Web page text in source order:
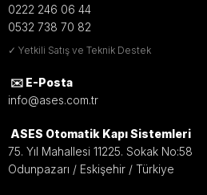
0222 246 06 44
0532 738 70 82
✓ Yetkili Satış ve Teknik Destek
✉️ E-Posta
info@ases.com.tr
ASES Otomatik Kapı Sistemleri
75. Yıl Mahallesi 11225. Sokak No:58
Odunpazarı / Eskişehir / Türkiye